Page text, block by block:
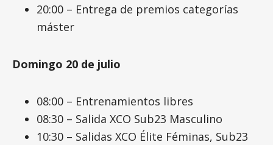
20:00 – Entrega de premios categorías
máster
Domingo 20 de julio
08:00 – Entrenamientos libres
08:30 – Salida XCO Sub23 Masculino
10:30 – Salidas XCO Élite Féminas, Sub23